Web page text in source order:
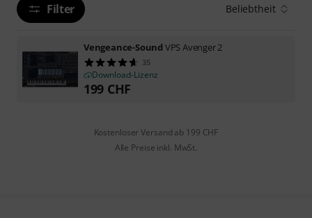
Filter Beliebtheit
Vengeance-Sound VPS Avenger 2
35
Download-Lizenz
199 CHF
Kostenloser Versand ab 199 CHF
Alle Preise inkl. MwSt.